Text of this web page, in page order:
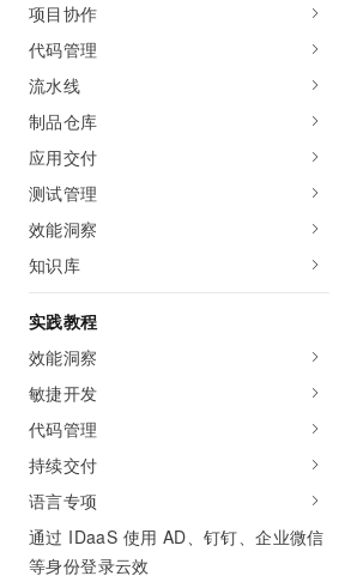
项目协作
代码管理
流水线
制品仓库
应用交付
测试管理
效能洞察
知识库
实践教程
效能洞察
敏捷开发
代码管理
持续交付
语言专项
通过 IDaaS 使用 AD、钉钉、企业微信
等身份登录云效
Serverless
开发工具
迁移与运维管理